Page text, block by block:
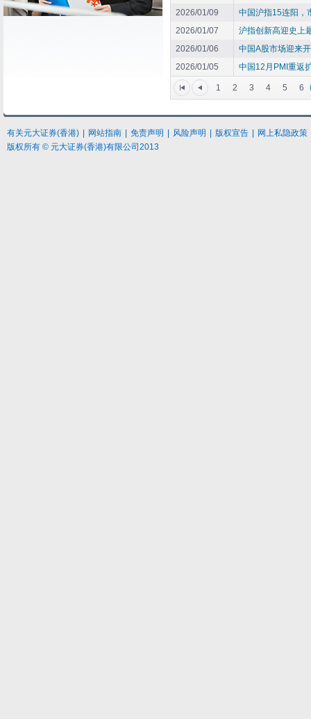
2026/01/09
中国沪指15连阳，
2026/01/07
沪指创新高迎史上
2026/01/06
中国A股市场迎来
2026/01/05
中国12月PMI重返
1 2 3 4 5 6
有关元大证券(香港) 网站指南 免责声明 风险声明 版权宣告
网上私隐政策
版权所有 © 元大证券(香港)有限公司2013